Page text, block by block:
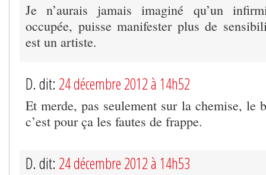
Je n’aurais jamais imaginé qu’un
occupée, puisse manifester plus de
est un artiste.
D. dit: 24 décembre 2012 à 14h52
Et merde, pas seulement sur la chemise, le
c’est pour ça les fautes de frappe.
D. dit: 24 décembre 2012 à 14h53